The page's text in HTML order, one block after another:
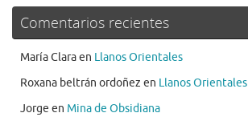
Comentarios recientes
María Claraen Llanos Orientales
Roxana beltrán ordoñez en Llanos Orientales
Jorge en Mina de Obsidiana